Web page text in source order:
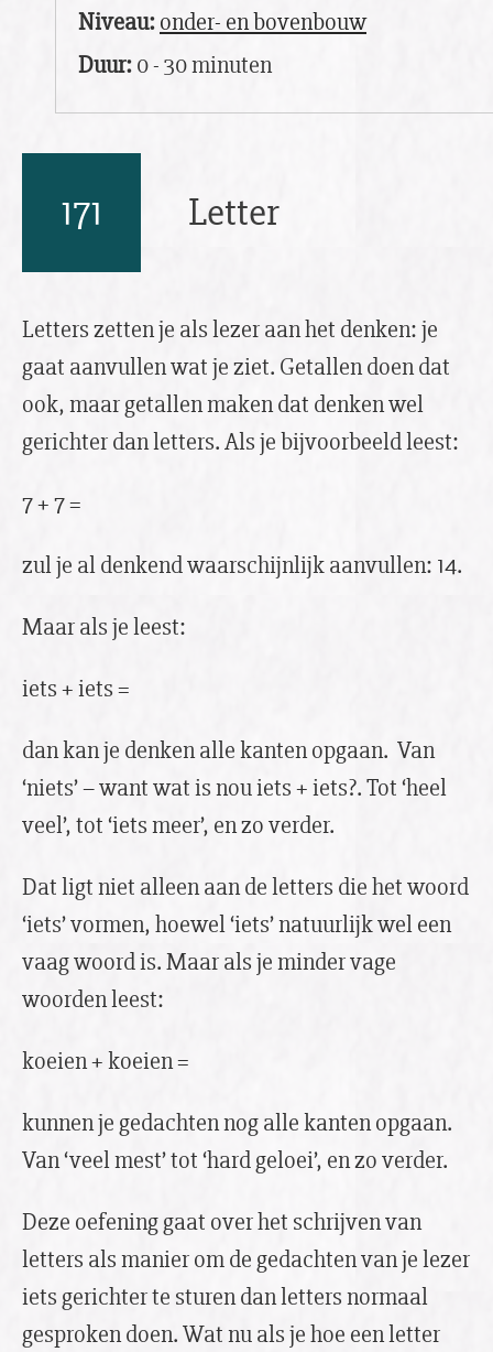
Niveau:onder- en bovenbouw
Duur:0 - 30 minuten
171 Letter
Letters zetten je als lezer aan het denken: je
gaat aanvullen wat je ziet. Getallen doen dat
ook, maar getallen maken dat denken wel
gerichter dan letters. Als je bijvoorbeeld leest:
7 + 7 =
zul je al denkend waarschijnlijk aanvullen: 14.
Maar als je leest:
iets + iets =
dan kan je denken alle kanten opgaan. Van
‘niets’ – want wat is nou iets + iets?. Tot ‘heel
veel’, tot ‘iets meer’, en zo verder.
Dat ligt niet alleen aan de letters die het woord
‘iets’ vormen, hoewel ‘iets’ natuurlijk wel een
vaag woord is. Maar als je minder vage
woorden leest:
koeien + koeien =
kunnen je gedachten nog alle kanten opgaan.
Van ‘veel mest’ tot ‘hard geloei’, en zo verder.
Deze oefening gaat over het schrijven van
letters als manier om de gedachten van je lezer
iets gerichter te sturen dan letters normaal
gesproken doen. Wat nu als je hoe een letter